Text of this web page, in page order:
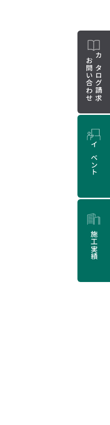
カタログ請求
お問い合わせ
イベント
施工実績